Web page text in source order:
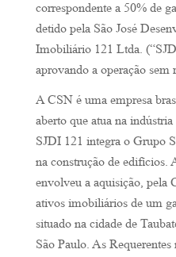
correspondente a 50% de
detido pela São José
Imobiliário 121 Ltda.
aprovando a operação sem
A CSN é uma empresa
aberto que atua na
SJDI 121 integra o Grupo
na construção de edifícios.
envolveu a aquisição, pela
ativos imobiliários de um
situado na cidade de
São Paulo. As